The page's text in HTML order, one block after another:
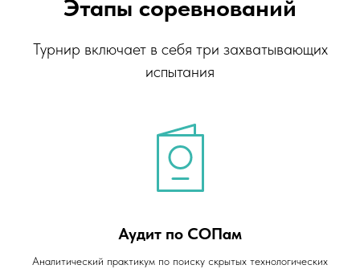
Этапы соревнований
Турнир включает в себя три захватывающих
испытания
Аудит по СОПам
Аналитический практикум по поиску скрытых технологических